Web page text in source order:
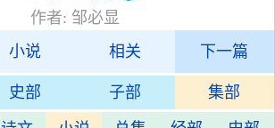
作者: 邹必显
小说 相关 下一篇
史部 子部 集部